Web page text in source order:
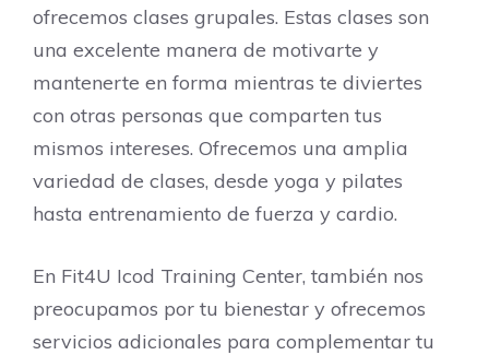
ofrecemos clases grupales. Estas clases son
una excelente manera de motivarte y
mantenerte en forma mientras te diviertes
con otras personas que comparten tus
mismos intereses. Ofrecemos una amplia
variedad de clases, desde yoga y pilates
hasta entrenamiento de fuerza y cardio.
En Fit4U Icod Training Center, también nos
preocupamos por tu bienestar y ofrecemos
servicios adicionales para complementar tu